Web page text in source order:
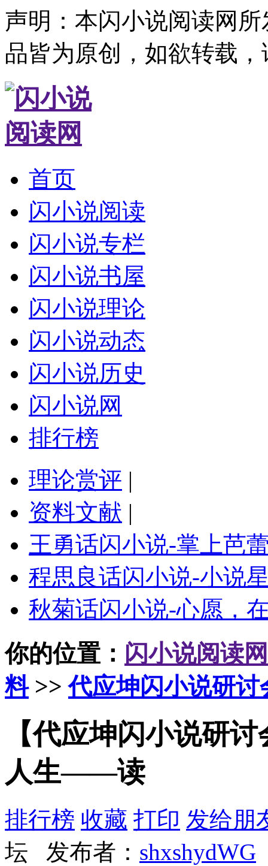
声明：本闪小说阅读网
品皆为原创，如欲转载
首页
闪小说阅读
闪小说专栏
闪小说书屋
闪小说理论
闪小说动态
闪小说历史
闪小说网
排行榜
理论赏评 |
资料文献 |
王勇话闪小说-掌上芭
程思良话闪小说-小说
秋菊话闪小说-心愿，
你的位置： 闪小说阅读网
料>>代应坤闪小说研讨
【代应坤闪小说研
人生——读
排行榜 收藏 打印 发给朋
坛 发布者： shxshydWG